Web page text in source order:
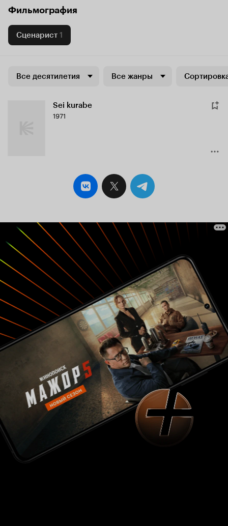
Фильмография
Сценарист 1
Все десятилетия Все жанры
Sei kurabe
1971